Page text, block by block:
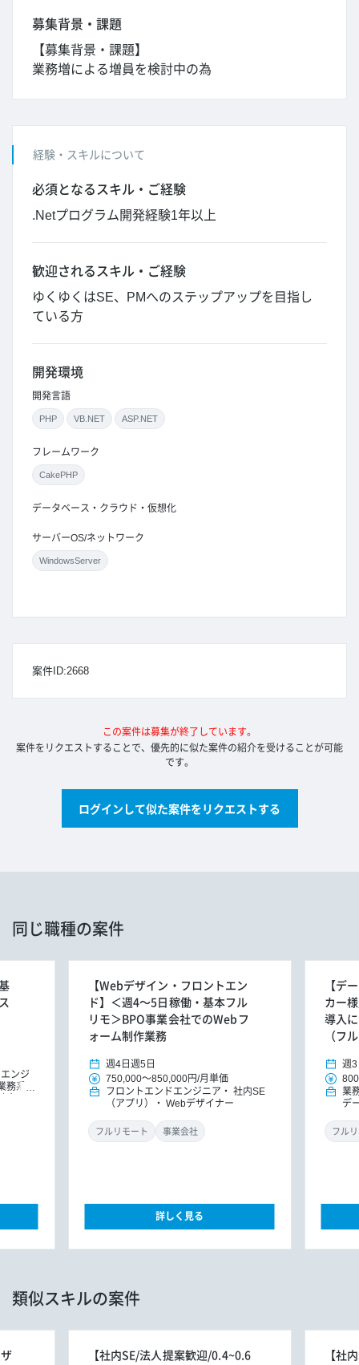
募集背景・課題
【募集背景・課題】
業務増による増員を検討中の為
経験・スキルについて
必須となるスキル・ご経験
.Netプログラム開発経験1年以上
歓迎されるスキル・ご経験
ゆくゆくはSE、PMへのステップアップを目指し
ている方
開発環境
開発言語
PHP VB.NET ASP.NET
フレームワーク
CakePHP
データベース・クラウド・仮想化
サーバーOS/ネットワーク
WindowsServer
案件ID:2668
この案件は募集が終了しています。
案件をリクエストすることで、優先的に似た案件の紹介を受けることが可能
です。
ログインして似た案件をリクエストする
同じ職種の案件
ンジ
務系ア
【Webデザイン・フロントエン
ド】＜週4～5日稼働・基本フル
リモ＞BPO事業会社でのWebフ
ォーム制作業務
週4日 週5日
750,000～850,000円/月単価
フロントエンドエンジニア
社内SE
（アプリ）
Webデザイナー
フルリモート 事業会社
詳しく見る
【デ
カー
導入
（フ
週3
業
デ
フル
類似スキルの案件
【社内SE/法人提案歓迎/0.4~0.6
【社